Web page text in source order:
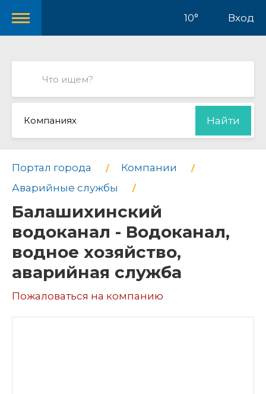
10° Вход
Компаниях Найти
Портал города
Компании
Аварийные службы
Балашихинский
водоканал - Водоканал,
водное хозяйство,
аварийная служба
Пожаловаться на компанию